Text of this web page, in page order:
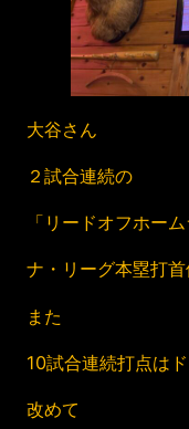
大谷さん
２試合連続の
「リードオフホーム
ナ・リーグ本塁打
また
10試合連続打点は
改めて